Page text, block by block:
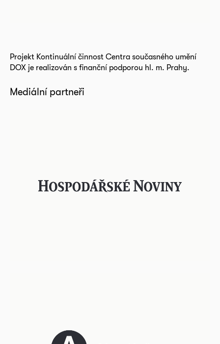
Projekt Kontinuální činnost Centra současného umění
DOX je realizován s finanční podporou hl. m. Prahy.
Mediální partneři